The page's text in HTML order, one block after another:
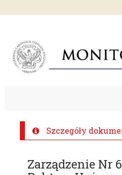
Szczegóły
Zarządzenie Nr